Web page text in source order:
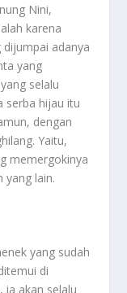
Nini,
karena
adanya
yang
selalu
serba hijau itu
dengan
Yaitu,
memergokinya
yang lain.
yang sudah
di
ia akan selalu